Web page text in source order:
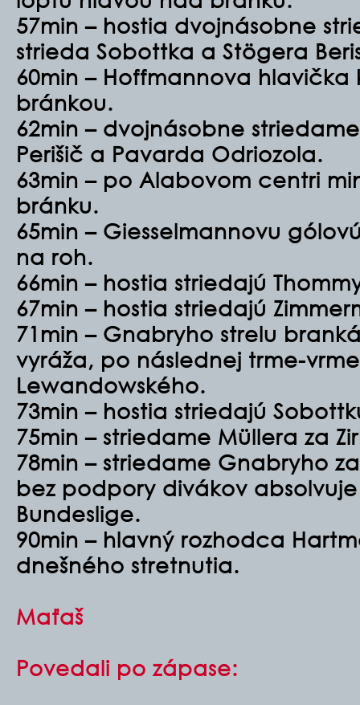
57min – hostia dvojnásobne
strieda Sobottka a Stögera
60min – Hoffmannova
bránkou.
62min – dvojnásobne
Perišič a Pavarda Odriozola.
63min – po Alabovom centri
bránku.
65min – Giesselmannovu
na roh.
66min – hostia striedajú
67min – hostia striedajú
71min – Gnabryho strelu
vyráža, po následnej trme-
Lewandowského.
73min – hostia striedajú
75min – striedame Müllera za
78min – striedame Gnabryho
bez podpory divákov
Bundeslige.
90min – hlavný rozhodca
dnešného stretnutia.
Maťaš
Povedali po zápase: